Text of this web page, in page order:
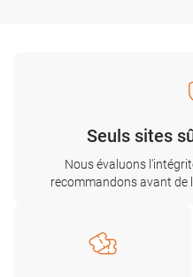
Seuls sites
Nous évaluons
recommandons avant de